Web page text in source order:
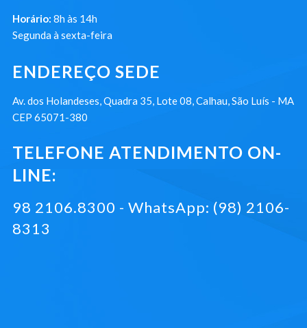
Horário: 8h às 14h
Segunda à sexta-feira
ENDEREÇO SEDE
Av. dos Holandeses, Quadra 35, Lote 08, Calhau, São Luís - MA
CEP 65071-380
TELEFONE ATENDIMENTO ON-
LINE:
98 2106.8300 - WhatsApp: (98) 2106-
8313